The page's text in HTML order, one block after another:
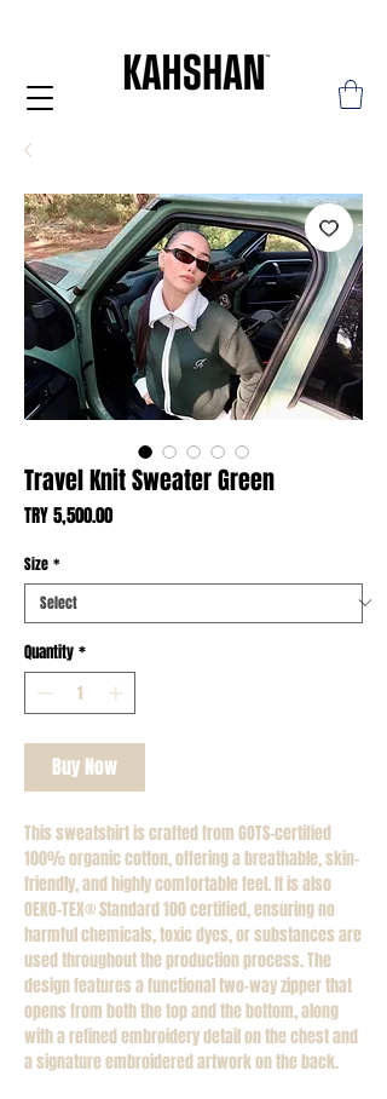
Travel Knit Sweater Green
TRY 5,500.00Price
Size *
Quantity *
Buy Now
This sweatshirt is crafted from GOTS-certified
100% organic cotton, offering a breathable, skin-
friendly, and highly comfortable feel. It is also
OEKO-TEX®️ Standard 100 certified, ensuring no
harmful chemicals, toxic dyes, or substances are
used throughout the production process. The
design features a functional two-way zipper that
opens from both the top and the bottom, along
with a refined embroidery detail on the chest and
a signature embroidered artwork on the back.